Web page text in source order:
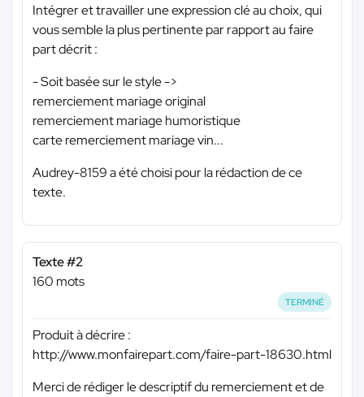
Intégrer et travailler une expression clé au choix, qui
vous semble la plus pertinente par rapport au faire
part décrit :
- Soit basée sur le style ->
remerciement mariage original
remerciement mariage humoristique
carte remerciement mariage vin...
Audrey-8159 a été choisi pour la rédaction de ce
texte.
Texte #2
160 mots
TERMINÉ
Produit à décrire :
http://www.monfairepart.com/faire-part-18630.html
Merci de rédiger le descriptif du remerciement et de